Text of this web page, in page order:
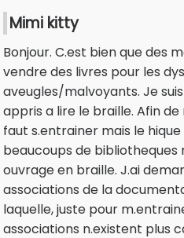
Mimi kitty
Bonjour. C.est bien que des
vendre des livres pour les
aveugles/malvoyants. Je
appris a lire le braille. Afin
faut s.entrainer mais le
beaucoups de bibliotheques
ouvrage en braille. J.ai
associations de la
laquelle, juste pour
associations n.existent plus